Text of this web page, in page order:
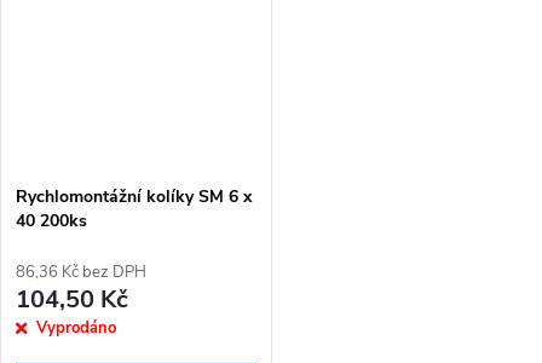
Rychlomontážní kolíky SM 6 x
40 200ks
86,36 Kč bez DPH
104,50 Kč
Vyprodáno